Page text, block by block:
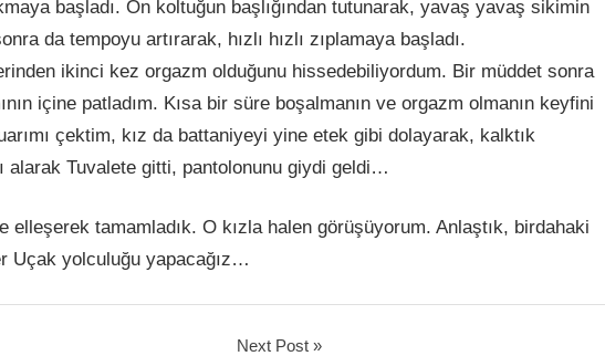
başladı. Ön koltuğun başlığından tutunarak, yavaş yavaş sikimin
da tempoyu artırarak, hızlı hızlı zıplamaya başladı.
ikinci kez orgazm olduğunu hissedebiliyordum. Bir müddet sonra
içine patladım. Kısa bir süre boşalmanın ve orgazm olmanın keyfini
çektim, kız da battaniyeyi yine etek gibi dolayarak, kalktık
alarak Tuvalete gitti, pantolonunu giydi geldi…
elleşerek tamamladık. O kızla halen görüşüyorum. Anlaştık, birdahaki
Uçak yolculuğu yapacağız…
Next Post